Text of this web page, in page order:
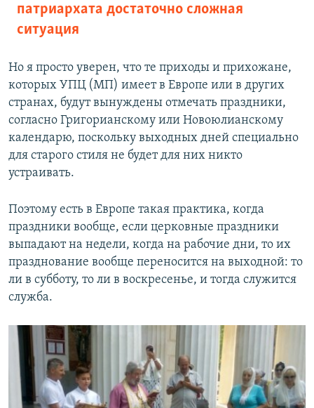
патриархата достаточно сложная
ситуация
Но я просто уверен, что те приходы и прихожане,
которых УПЦ (МП) имеет в Европе или в других
странах, будут вынуждены отмечать праздники,
согласно Григорианскому или Новоюлианскому
календарю, поскольку выходных дней специально
для старого стиля не будет для них никто
устраивать.
Поэтому есть в Европе такая практика, когда
праздники вообще, если церковные праздники
выпадают на недели, когда на рабочие дни, то их
празднование вообще переносится на выходной: то
ли в субботу, то ли в воскресенье, и тогда служится
служба.